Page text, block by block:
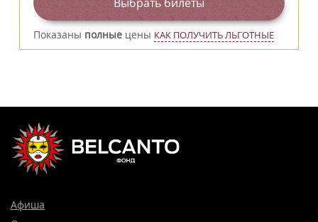
Показаны полные цены КАК ПОЛУЧИТЬ ЛЬГОТНЫЕ
Афиша